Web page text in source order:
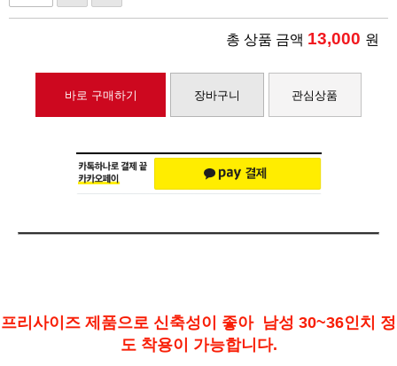
총 상품 금액 13,000 원
바로 구매하기 장바구니 관심상품
프리사이즈 제품으로 신축성이 좋아 남성 30~36인치 정
도 착용이 가능합니다.